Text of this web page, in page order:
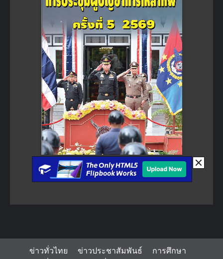
ข่าวทั่วไทย ข่าวประชาสัมพันธ์ การศึกษา